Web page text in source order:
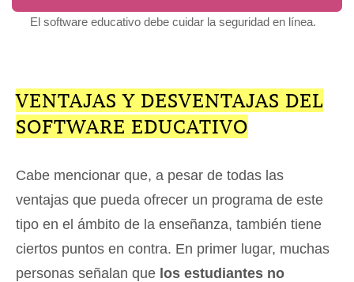
El software educativo debe cuidar la seguridad en línea.
VENTAJAS Y DESVENTAJAS DEL
SOFTWARE EDUCATIVO
Cabe mencionar que, a pesar de todas las
ventajas que pueda ofrecer un programa de este
tipo en el ámbito de la enseñanza, también tiene
ciertos puntos en contra. En primer lugar, muchas
personas señalan que los estudiantes no